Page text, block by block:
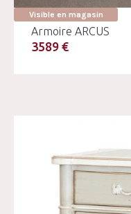
Visible en magasin
Armoire ARCUS
3589 €